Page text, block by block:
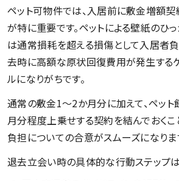
ペット可物件では、入居前に敷金増額契
が特に重要です。ペットによる壁紙のひ
は通常損耗を超える損傷として入居者負
去時に高額な原状回復費用が発生するケ
ルになりがちです。
通常の敷金1〜2か月分に加えて、ペッ
月分程度上乗せする契約を結んでおくこ
負担についての合意がスムーズになりま
退去立会い時の具体的な行動ステップは